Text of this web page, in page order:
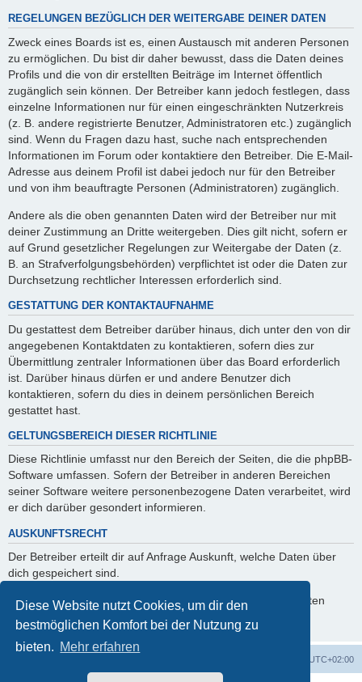
Diese Website nutzt Cookies, um dir den
bestmöglichen Komfort bei der Nutzung zu
bieten. Mehr erfahren
REGELUNGEN BEZÜGLICH DER WEITERGABE DEINER DATEN
Zweck eines Boards ist es, einen Austausch mit anderen Personen
zu ermöglichen. Du bist dir daher bewusst, dass die Daten deines
Profils und die von dir erstellten Beiträge im Internet öffentlich
zugänglich sein können. Der Betreiber kann jedoch festlegen, dass
einzelne Informationen nur für einen eingeschränkten Nutzerkreis
(z. B. andere registrierte Benutzer, Administratoren etc.) zugänglich
sind. Wenn du Fragen dazu hast, suche nach entsprechenden
Informationen im Forum oder kontaktiere den Betreiber. Die E-Mail-
Adresse aus deinem Profil ist dabei jedoch nur für den Betreiber
und von ihm beauftragte Personen (Administratoren) zugänglich.
Andere als die oben genannten Daten wird der Betreiber nur mit
deiner Zustimmung an Dritte weitergeben. Dies gilt nicht, sofern er
auf Grund gesetzlicher Regelungen zur Weitergabe der Daten (z.
B. an Strafverfolgungsbehörden) verpflichtet ist oder die Daten zur
Durchsetzung rechtlicher Interessen erforderlich sind.
GESTATTUNG DER KONTAKTAUFNAHME
Du gestattest dem Betreiber darüber hinaus, dich unter den von dir
angegebenen Kontaktdaten zu kontaktieren, sofern dies zur
Übermittlung zentraler Informationen über das Board erforderlich
ist. Darüber hinaus dürfen er und andere Benutzer dich
kontaktieren, sofern du dies in deinem persönlichen Bereich
gestattet hast.
GELTUNGSBEREICH DIESER RICHTLINIE
Diese Richtlinie umfasst nur den Bereich der Seiten, die die phpBB-
Software umfassen. Sofern der Betreiber in anderen Bereichen
seiner Software weitere personenbezogene Daten verarbeitet, wird
er dich darüber gesondert informieren.
AUSKUNFTSRECHT
Der Betreiber erteilt dir auf Anfrage Auskunft, welche Daten über
dich gespeichert sind.
Du kannst jederzeit die Löschung bzw. Sperrung deiner Daten
verlangen. Kontaktiere hierzu bitte den Betreiber.
UTC+02:00